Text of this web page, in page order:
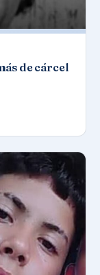
de cárcel